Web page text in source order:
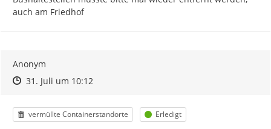
auch am Friedhof
Anonym
Zeitpunkt des Erstellens
Zeitpunkt des Erstellens
31. Juli um 10:12Zur Äußerung
Kategorie
vermüllte Containerstandorte Status
Erledigt